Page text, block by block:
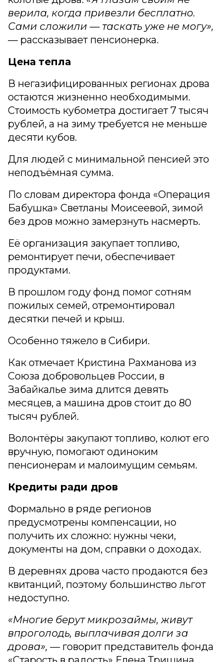
верила, когда привезли бесплатно.
Сами сложили — таскать уже не могу»,
— рассказывает пенсионерка.
Цена тепла
В негазифицированных регионах дрова
остаются жизненно необходимыми.
Стоимость кубометра достигает 7 тысяч
рублей, а на зиму требуется не меньше
десяти кубов.
Для людей с минимальной пенсией это
неподъёмная сумма.
По словам директора фонда «Операция
Бабушка» Светланы Моисеевой, зимой
без дров можно замерзнуть насмерть.
Её организация закупает топливо,
ремонтирует печи, обеспечивает
продуктами.
В прошлом году фонд помог сотням
пожилых семей, отремонтировал
десятки печей и крыш.
Особенно тяжело в Сибири.
Как отмечает Кристина Рахманова из
Союза добровольцев России, в
Забайкалье зима длится девять
месяцев, а машина дров стоит до 80
тысяч рублей.
Волонтёры закупают топливо, колют его
вручную, помогают одиноким
пенсионерам и малоимущим семьям.
Кредиты ради дров
Формально в ряде регионов
предусмотрены компенсации, но
получить их сложно: нужны чеки,
документы на дом, справки о доходах.
В деревнях дрова часто продаются без
квитанций, поэтому большинство льгот
недоступно.
«Многие берут микрозаймы, живут
впроголодь, выплачивая долги за
дрова», — говорит представитель фонда